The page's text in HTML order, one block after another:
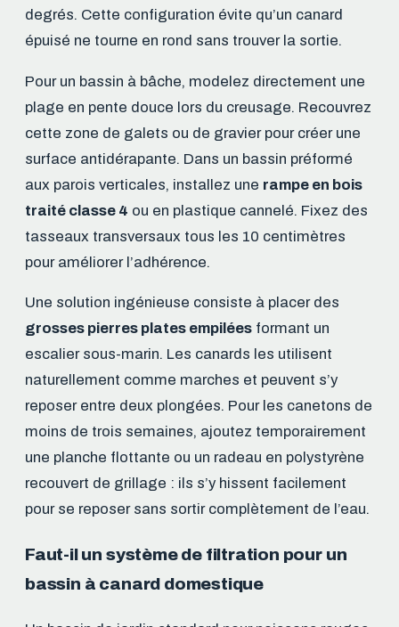
degrés. Cette configuration évite qu’un canard
épuisé ne tourne en rond sans trouver la sortie.
Pour un bassin à bâche, modelez directement une
plage en pente douce lors du creusage. Recouvrez
cette zone de galets ou de gravier pour créer une
surface antidérapante. Dans un bassin préformé
aux parois verticales, installez une rampe en bois
traité classe 4 ou en plastique cannelé. Fixez des
tasseaux transversaux tous les 10 centimètres
pour améliorer l’adhérence.
Une solution ingénieuse consiste à placer des
grosses pierres plates empilées formant un
escalier sous-marin. Les canards les utilisent
naturellement comme marches et peuvent s’y
reposer entre deux plongées. Pour les canetons de
moins de trois semaines, ajoutez temporairement
une planche flottante ou un radeau en polystyrène
recouvert de grillage : ils s’y hissent facilement
pour se reposer sans sortir complètement de l’eau.
Faut-il un système de filtration pour un
bassin à canard domestique